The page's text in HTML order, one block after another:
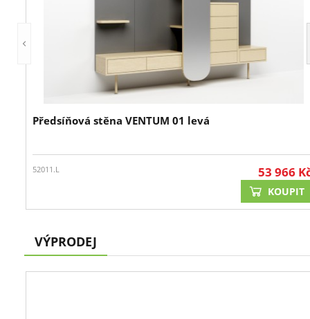
Předsíňová stěna VENTUM 01 levá
52011.L 53 966
KOUPIT
VÝPRODEJ